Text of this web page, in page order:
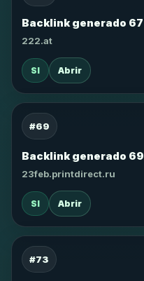
Backlink generado 67
222.at
SI Abrir
#69
Backlink generado 69
23feb.printdirect.ru
SI Abrir
#73